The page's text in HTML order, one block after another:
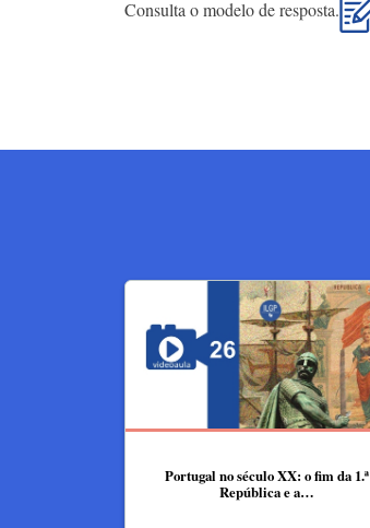
Consulta o modelo de resposta.
Portugal no século XX: o fim da 1.ª
República e a…